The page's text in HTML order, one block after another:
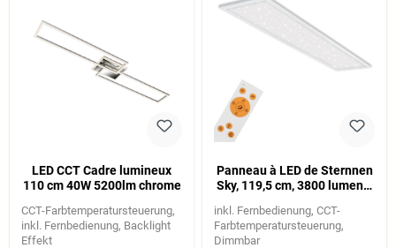
LED CCT Cadre lumineux
110 cm 40W 5200lm chrome
CCT-Farbtemperatursteuerung
inkl. Fernbedienung Backlight
Effekt
Panneau à LED de Sternnen
Sky, 119,5 cm, 3800 lumens,
inkl. Fernbedienung CCT-
Farbtemperatursteuerung
Dimmbar